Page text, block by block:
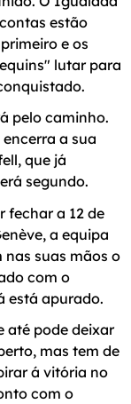
estão
e os
lutar para
pelo caminho.
a sua
que já
segundo.
fechar a 12 de
a equipa
suas mãos o
com o
está apurado.
até pode deixar
mas tem de
á vitória no
com o